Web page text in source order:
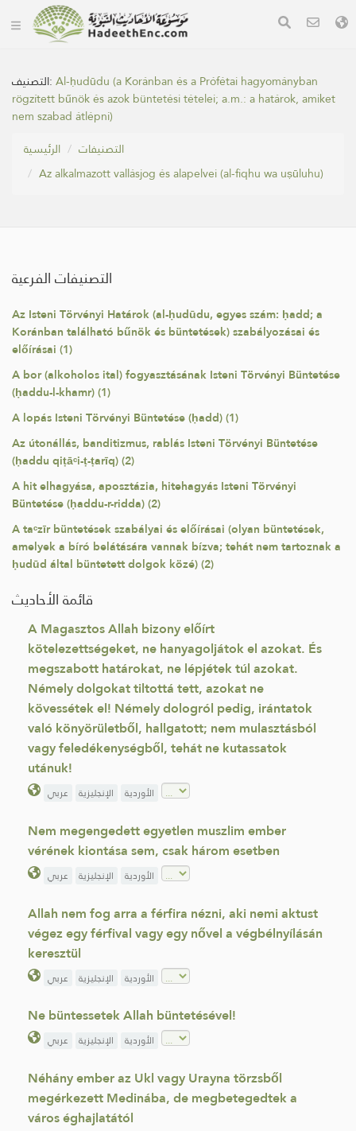
التصنيف:Al-ḥudūdu (a Koránban és a Prófétai hagyományban
rögzített bűnök és azok büntetési tételei; a.m.: a határok, amiket
nem szabad átlépni)
الرئيسية
التصنيفات
Az alkalmazott vallásjog és alapelvei (al-fiqhu wa uṣūluhu)
التصنيفات الفرعية
Az Isteni Törvényi Határok (al-ḥudūdu, egyes szám: ḥadd; a
Koránban található bűnök és büntetések) szabályozásai és
előírásai (1)
A bor (alkoholos ital) fogyasztásának Isteni Törvényi Büntetése
(ḥaddu-l-khamr) (1)
A lopás Isteni Törvényi Büntetése (ḥadd) (1)
Az útonállás, banditizmus, rablás Isteni Törvényi Büntetése
(ḥaddu qiṭāᶜi-ṭ-ṭarīq) (2)
A hit elhagyása, aposztázia, hitehagyás Isteni Törvényi
Büntetése (ḥaddu-r-ridda) (2)
A taᶜzīr büntetések szabályai és előírásai (olyan büntetések,
amelyek a bíró belátására vannak bízva; tehát nem tartoznak a
ḥudūd által büntetett dolgok közé) (2)
قائمة الأحاديث
A Magasztos Allah bizony előírt
kötelezettségeket, ne hanyagoljátok el azokat. És
megszabott határokat, ne lépjétek túl azokat.
Némely dolgokat tiltottá tett, azokat ne
kövessétek el! Némely dologról pedig, irántatok
való könyörületből, hallgatott; nem mulasztásból
vagy feledékenységből, tehát ne kutassatok
utánuk!
عربي الإنجليزية الأوردية
Nem megengedett egyetlen muszlim ember
vérének kiontása sem, csak három esetben
عربي الإنجليزية الأوردية
Allah nem fog arra a férfira nézni, aki nemi aktust
végez egy férfival vagy egy nővel a végbélnyílásán
keresztül
عربي الإنجليزية الأوردية
Ne büntessetek Allah büntetésével!
عربي الإنجليزية الأوردية
Néhány ember az Ukl vagy Urayna törzsből
megérkezett Medinába, de megbetegedtek a
város éghajlatától